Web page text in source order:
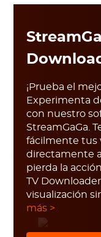
¡Prueba el
Experimenta
con nuestro
StreamGaGa.
fácilmente tus
directamente
pierda la
TV
visualización
más >